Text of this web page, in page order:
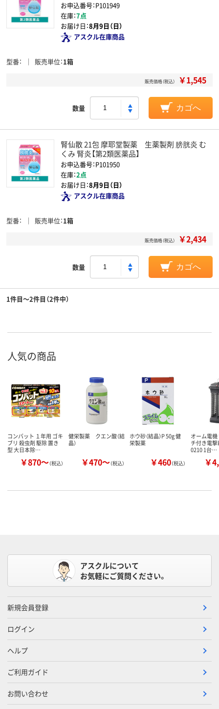
お申込番号：P101949
在庫：7点
お届け日：8月9日（日）
アスクル在庫商品
型番 販売単位 1箱
販売価格（税込） ￥1,545
数量 カゴへ
腎仙散 21包 摩耶堂製薬 生薬製剤 膀胱炎 む
くみ 腎炎【第2類医薬品】
お申込番号：P101950
在庫：2点
お届け日：8月9日（日）
アスクル在庫商品
型番 販売単位 1箱
販売価格（税込） ￥2,434
数量 カゴへ
1件目～2件目（2件中）
人気の商品
コンバット １年用 ゴキ
ブリ 殺虫剤 駆除 置き
型 大日本除…
￥870～（税込）
健栄製薬 クエン酸（結
晶）
￥470～（税込）
ホウ砂（結晶）P 50g 健
栄製薬
￥460（税込）
オーム電
チ付き電
0210 1台…
￥
アスクルについて
お気軽にご質問ください。
新規会員登録
ログイン
ヘルプ
ご利用ガイド
お問い合わせ